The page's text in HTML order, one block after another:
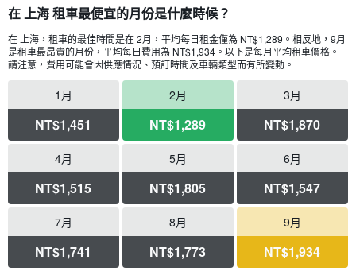
在 上海 租車最便宜的月份是什麼時候？
在 上海，租車的最佳時間是在 2月，平均每日租金僅為 NT$1,289​。相反地，9月
是租車最昂貴的月份，平均每日費用為 NT$1,934​。以下是每月平均租車價格。
請注意，費用可能會因供應情況、預訂時間及車輛類型而有所變動。
1月
NT$1,451
2月
NT$1,289
3月
NT$1,870
4月
NT$1,515
5月
NT$1,805
6月
NT$1,547
7月
NT$1,741
8月
NT$1,773
9月
NT$1,934